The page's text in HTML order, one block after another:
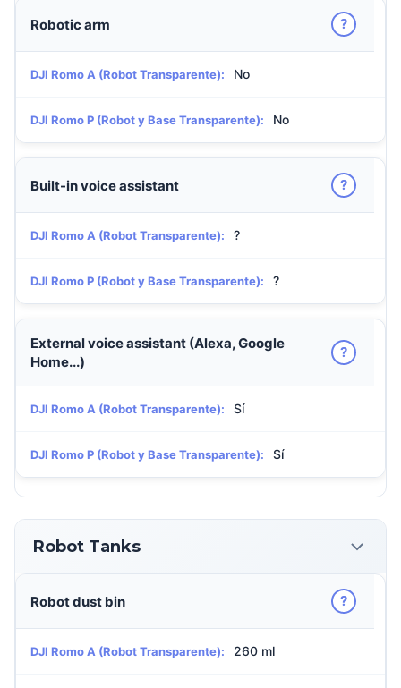
Robotic arm ?
DJI Romo A (Robot Transparente): No
DJI Romo P (Robot y Base Transparente): No
Built-in voice assistant ?
DJI Romo A (Robot Transparente): ?
DJI Romo P (Robot y Base Transparente): ?
External voice assistant (Alexa, Google
Home...)
?
DJI Romo A (Robot Transparente): Sí
DJI Romo P (Robot y Base Transparente): Sí
Robot Tanks
Robot dust bin ?
DJI Romo A (Robot Transparente): 260 ml